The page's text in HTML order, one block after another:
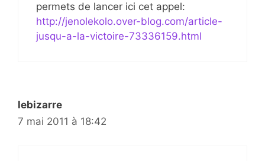
permets de lancer ici cet appel:
http://jenolekolo.over-blog.com/article-
jusqu-a-la-victoire-73336159.html
lebizarre
7 mai 2011 à 18:42